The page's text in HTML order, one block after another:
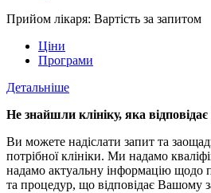
Прийом лікаря: Вартість за запитом
Ціни
Програми
Детальніше
Не знайшли клініку, яка
Ви можете надіслати запит та
потрібної клініки. Ми надамо
надамо актуальну інформацію щодо
та процедур, що відповідає Вашому